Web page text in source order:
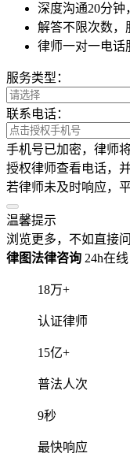
深度沟通20分钟
解答不限次数，
律师一对一电话
服务类型：
联系电话：
手机号已加密，律师
授权律师查看电话，
若律师未及时响应，
温馨提示
浏览更多，不如直接
律图法律咨询 24h在线
18万+
认证律师
15亿+
普法人次
9秒
最快响应